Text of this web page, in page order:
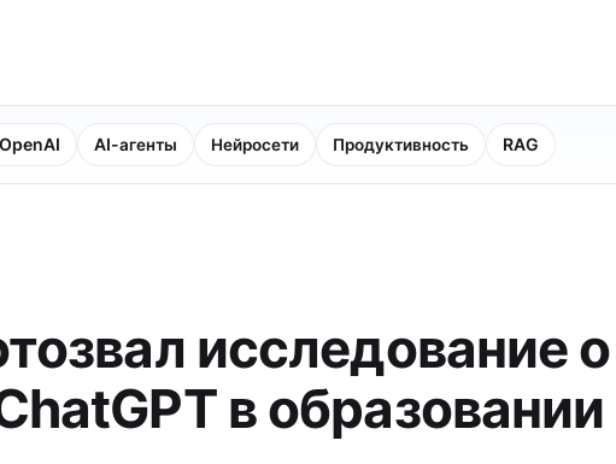
OpenAI AI-агенты Нейросети Продуктивность RAG
исследование о
в образовании